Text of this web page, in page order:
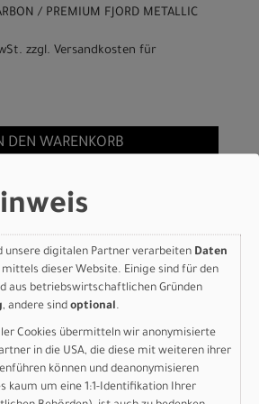
/ PREMIUM FJORD METALLIC
zzgl. Versandkosten für
DEN WARENKORB
S-Works
Frameset - FACT
RTP RAW
/ PREMIUM
49
- Jetzt anfragen!
unsere digitalen Partner verarbeiten Daten
mittels dieser Website. Einige sind für den
aus betriebswirtschaftlichen Gründen
, andere sind optional.
Cookies übermitteln wir anonymisierte
in die USA, die diese mit weiteren ihrer
können und deanonymisieren
kaum um eine 1:1-Identifikation Ihrer